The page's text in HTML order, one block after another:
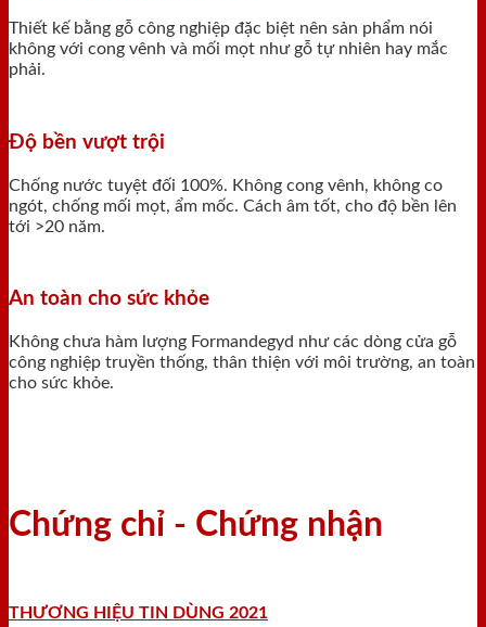
Thiết kế bằng gỗ công nghiệp đặc biệt nên sản phẩm nói
không với cong vênh và mối mọt như gỗ tự nhiên hay mắc
phải.
Độ bền vượt trội
Chống nước tuyệt đối 100%. Không cong vênh, không co
ngót, chống mối mọt, ẩm mốc. Cách âm tốt, cho độ bền lên
tới >20 năm.
An toàn cho sức khỏe
Không chưa hàm lượng Formandegyd như các dòng cửa gỗ
công nghiệp truyền thống, thân thiện với môi trường, an toàn
cho sức khỏe.
Chứng chỉ - Chứng nhận
THƯƠNG HIỆU TIN DÙNG 2021